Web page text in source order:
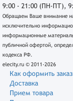
9:00 - 21:00 (ПН-ПТ),
Обращаем Ваше внимание
исключительно
информационные
публичной офертой,
кодекса РФ.
elecity.ru © 2011-2026
Как оформить заказ
Доставка
Прием товара